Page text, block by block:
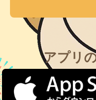
アプリ